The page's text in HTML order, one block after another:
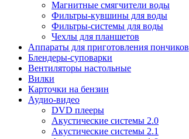
Магнитные смягчители воды
Фильтры-кувшины для воды
Фильтры-системы для воды
Чехлы для планшетов
Аппараты для приготовления пончиков
Блендеры-суповарки
Вентиляторы настольные
Вилки
Карточки на бензин
Аудио-видео
DVD плееры
Акустические системы 2.0
Акустические системы 2.1